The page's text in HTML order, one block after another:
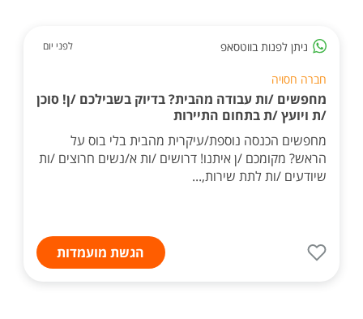
ניתן לפנות בווטסאפ לפני יום
חברה חסויה
מחפשים /ות עבודה מהבית? בדיוק בשבילכם /ן! סוכן
/ת ויועץ /ת בתחום התיירות
מחפשים הכנסה נוספת/עיקרית מהבית בלי בוס על
הראש? מקומכם /ן איתנו! דרושים /ות א/נשים חרוצים /ות
שיודעים /ות לתת שירות,...
הגשת מועמדות